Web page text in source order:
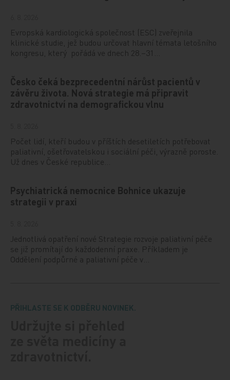
Evropská kardiologická společnost (ESC) zveřejnila
klinické studie, jež budou určovat hlavní témata letošního
kongresu, který pořádá ve dnech 28.–31…
Česko čeká bezprecedentní nárůst pacientů v
závěru života. Nová strategie má připravit
zdravotnictví na demografickou vlnu
Počet lidí, kteří budou v příštích desetiletích potřebovat
paliativní, ošetřovatelskou i sociální péči, výrazně poroste.
Už dnes v České republice…
Psychiatrická nemocnice Bohnice ukazuje
strategii v praxi
Jednotlivá opatření nové Strategie rozvoje paliativní péče
se již promítají do každodenní praxe. Příkladem je
Oddělení podpůrné a paliativní péče v…
PŘIHLASTE SE K ODBĚRU NOVINEK.